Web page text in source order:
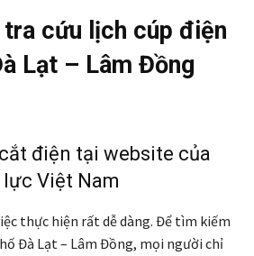
cứu lịch cúp điện
Lạt – Lâm Đồng
điện tại website của
Việt Nam
thực hiện rất dễ dàng. Để tìm kiếm
Đà Lạt – Lâm Đồng, mọi người chỉ